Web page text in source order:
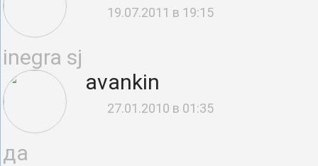
19.07.2011 в 19:15
inegra sj
avankin
27.01.2010 в 01:35
да